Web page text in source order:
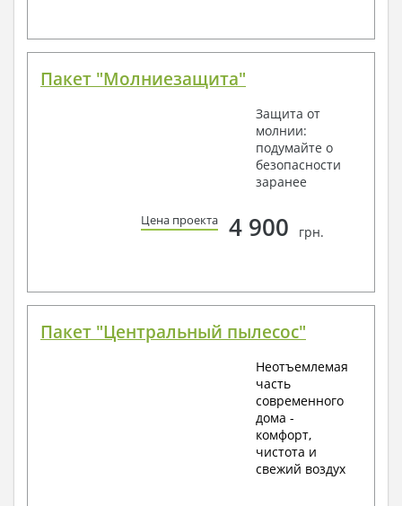
Пакет "Молниезащита"
Защита от
молнии:
подумайте о
безопасности
заранее
Цена проекта 4 900 грн.
Пакет "Центральный пылесос"
Неотъемлемая
часть
современного
дома -
комфорт,
чистота и
свежий воздух